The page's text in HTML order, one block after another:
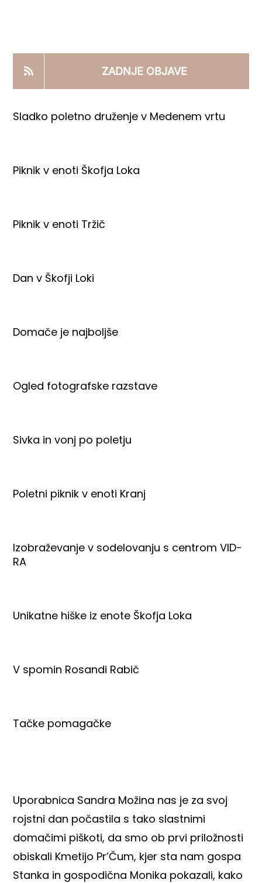
PRODAJNI IZDELKI
AKTUALNO
ZADNJE OBJAVE
Sladko poletno druženje v Medenem vrtu
Piknik v enoti Škofja Loka
Piknik v enoti Tržič
Dan v Škofji Loki
Domače je najboljše
Ogled fotografske razstave
Sivka in vonj po poletju
Poletni piknik v enoti Kranj
Izobraževanje v sodelovanju s centrom VID-
RA
Unikatne hiške iz enote Škofja Loka
V spomin Rosandi Rabič
Tačke pomagačke
Uporabnica Sandra Možina nas je za svoj
rojstni dan počastila s tako slastnimi
domačimi piškoti, da smo ob prvi priložnosti
obiskali Kmetijo Pr’Čum, kjer sta nam gospa
Stanka in gospodična Monika pokazali, kako